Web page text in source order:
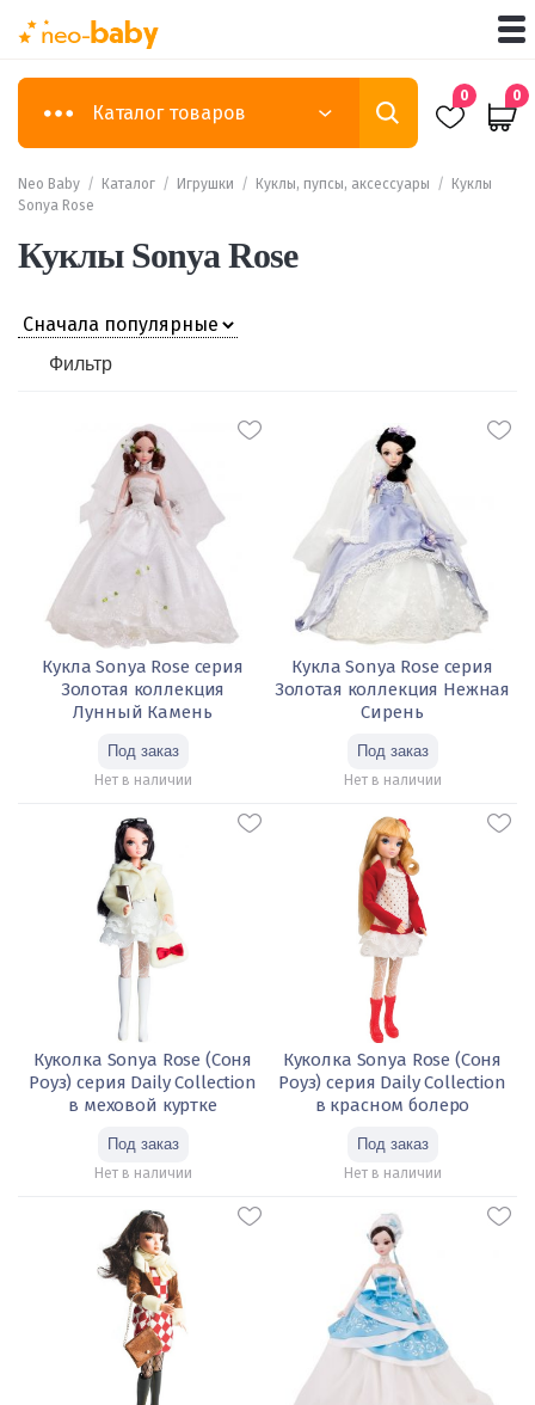
Каталог товаров
0 0
Neo Baby / Каталог / Игрушки / Куклы, пупсы, аксессуары /
Куклы
Sonya Rose
Куклы Sonya Rose
Фильтр
Кукла Sonya Rose серия
Золотая коллекция
Лунный Камень
Нет в наличии
Кукла Sonya Rose серия
Золотая коллекция Нежная
Сирень
Нет в наличии
Куколка Sonya Rose (Соня
Роуз) серия Daily Collection
в меховой куртке
Нет в наличии
Куколка Sonya Rose (Соня
Роуз) серия Daily Collection
в красном болеро
Нет в наличии